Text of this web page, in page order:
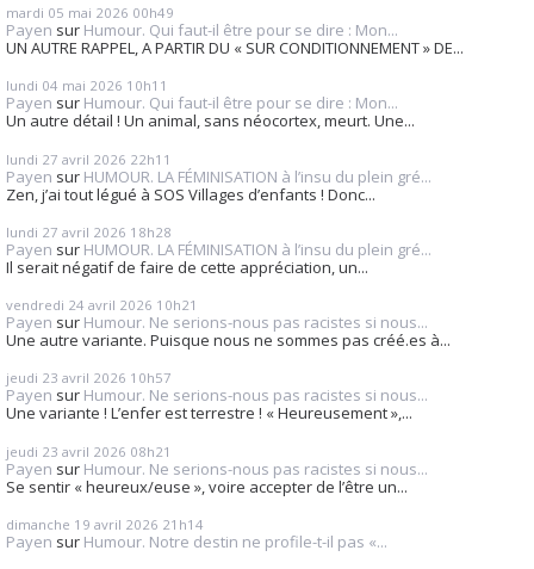
mardi 05 mai 2026 00h49
Payen sur Humour. Qui faut-il être pour se dire : Mon...
UN AUTRE RAPPEL, A PARTIR DU « SUR CONDITIONNEMENT » DE...
lundi 04 mai 2026 10h11
Payen sur Humour. Qui faut-il être pour se dire : Mon...
Un autre détail ! Un animal, sans néocortex, meurt. Une...
lundi 27 avril 2026 22h11
Payen sur HUMOUR. LA FÉMINISATION à l’insu du plein gré...
Zen, j’ai tout légué à SOS Villages d’enfants ! Donc...
lundi 27 avril 2026 18h28
Payen sur HUMOUR. LA FÉMINISATION à l’insu du plein gré...
Il serait négatif de faire de cette appréciation, un...
vendredi 24 avril 2026 10h21
Payen sur Humour. Ne serions-nous pas racistes si nous...
Une autre variante. Puisque nous ne sommes pas créé.es à...
jeudi 23 avril 2026 10h57
Payen sur Humour. Ne serions-nous pas racistes si nous...
Une variante ! L’enfer est terrestre ! « Heureusement »,...
jeudi 23 avril 2026 08h21
Payen sur Humour. Ne serions-nous pas racistes si nous...
Se sentir « heureux/euse », voire accepter de l’être un...
dimanche 19 avril 2026 21h14
Payen sur Humour. Notre destin ne profile-t-il pas «...